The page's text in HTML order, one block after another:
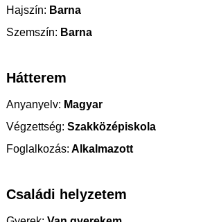
Hajszín: Barna
Szemszín: Barna
Hátterem
Anyanyelv: Magyar
Végzettség: Szakközépiskola
Foglalkozás: Alkalmazott
Családi helyzetem